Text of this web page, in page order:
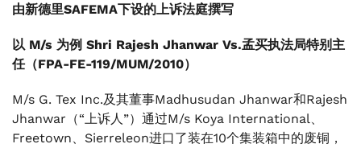
由新德里SAFEMA下设的上诉法庭撰写
以 M/s 为例 Shri Rajesh Jhanwar Vs.孟买执法局特别主
任（FPA-FE-119/MUM/2010）
M/s G. Tex Inc.及其董事Madhusudan Jhanwar和Rajesh
Jhanwar（“上诉人”）通过M/s Koya International、
Freetown、Sierreleon进口了装在10个集装箱中的废铜，